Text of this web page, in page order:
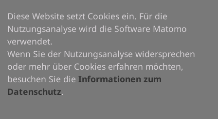
Diese Website setzt Cookies ein. Für die
Nutzungsanalyse wird die Software Matomo
verwendet.
Wenn Sie der Nutzungsanalyse widersprechen
oder mehr über Cookies erfahren möchten,
besuchen Sie die Informationen zum
Datenschutz.